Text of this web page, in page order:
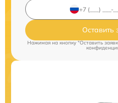
Оставить
Нажимая на кнопку "Оставить